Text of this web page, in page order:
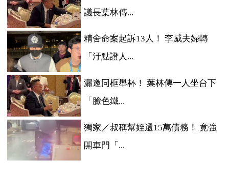
議長葉林傳...
精舍命案起訴13人！ 李威夫婦轉
「汙點證人...
漏邀同框舉杯！ 葉林傳一人坐台下
「臉色鐵...
獨家／叔稱幫姪還15萬債務！ 竟強
開車門「...